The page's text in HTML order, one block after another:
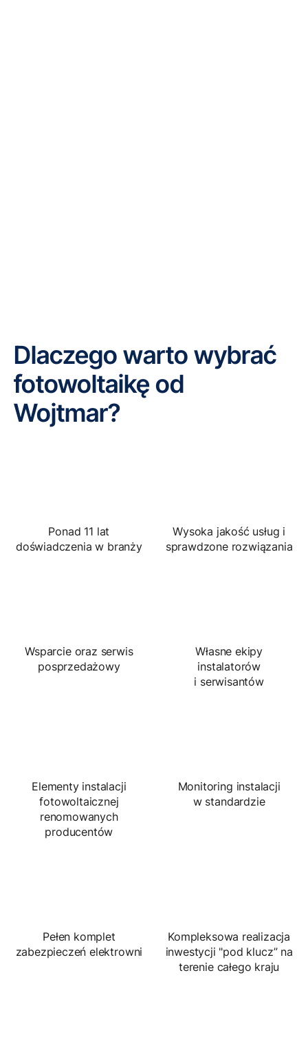
Dlaczego warto wybrać
fotowoltaikę od
Wojtmar?
Ponad 11 lat
doświadczenia w branży
Wysoka jakość usług i
sprawdzone rozwiązania
Wsparcie oraz serwis
posprzedażowy
Własne ekipy
instalatorów
i serwisantów
Elementy instalacji
fotowoltaicznej
renomowanych
producentów
Monitoring instalacji
w standardzie
Pełen komplet
zabezpieczeń elektrowni
Kompleksowa realizacja
inwestycji "pod klucz” na
terenie całego kraju